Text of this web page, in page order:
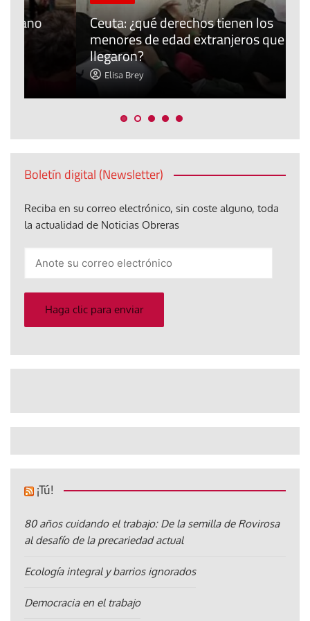
Ceuta: ¿qué derechos tienen los
menores de edad extranjeros que
llegaron?
Elisa Brey
Boletín digital (Newsletter)
Reciba en su correo electrónico, sin coste alguno, toda
la actualidad de Noticias Obreras
electrónico
Haga clic para enviar
¡Tú!
80 años cuidando el trabajo: De la semilla de Rovirosa
al desafío de la precariedad actual
Ecología integral y barrios ignorados
Democracia en el trabajo